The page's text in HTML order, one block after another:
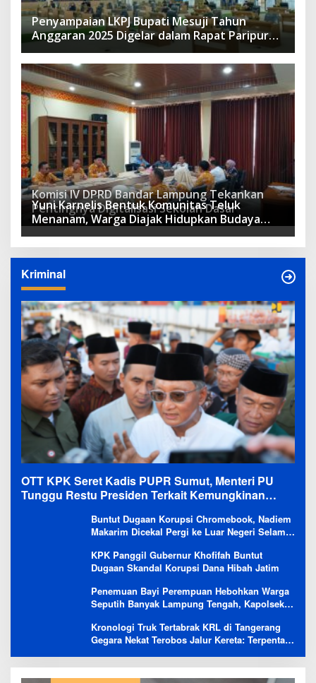
Penyampaian LKPJ Bupati Mesuji Tahun
Anggaran 2025 Digelar dalam Rapat Paripurna
DPRD
Komisi IV DPRD Bandar Lampung Tekankan
Pentingnya Digitalisasi Sekolah Dasar
Yuni Karnelis Bentuk Komunitas Teluk
Menanam, Warga Diajak Hidupkan Budaya
Tanam
Kriminal
OTT KPK Seret Kadis PUPR Sumut, Menteri PU
Tunggu Restu Presiden Terkait Kemungkinan
Buntut Dugaan Korupsi Chromebook, Nadiem
Makarim Dicekal Pergi ke Luar Negeri Selama
KPK Panggil Gubernur Khofifah Buntut
Dugaan Skandal Korupsi Dana Hibah Jatim
Penemuan Bayi Perempuan Hebohkan Warga
Seputih Banyak Lampung Tengah, Kapolsek:
Kronologi Truk Tertabrak KRL di Tangerang
Gegara Nekat Terobos Jalur Kereta: Terpental,